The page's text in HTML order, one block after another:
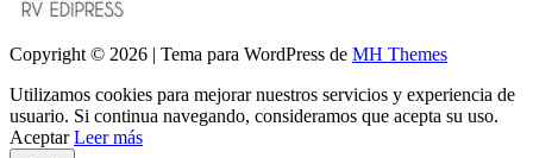
Copyright © 2026 | Tema para WordPress de MH Themes
Utilizamos cookies para mejorar nuestros servicios y experiencia de
usuario. Si continua navegando, consideramos que acepta su uso.
Aceptar Leer más